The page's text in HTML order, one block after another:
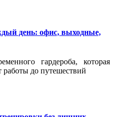
день: офис, выходные,
гардероба, которая
работы до путешествий